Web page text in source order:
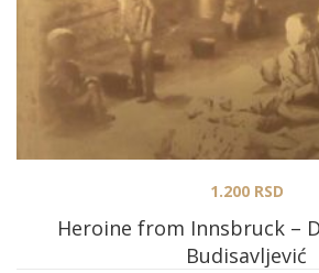
Heroine from Innsbruck –
Budisavljević
1.200RSD